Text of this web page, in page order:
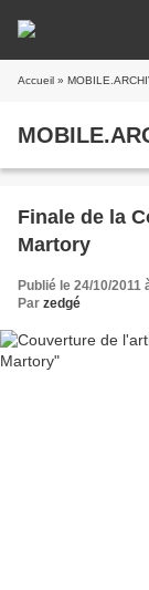
Accueil »
Finale de la
Martory
Publié le 24/10/2011
Par zedgé